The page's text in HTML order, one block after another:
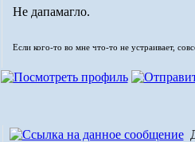
Не дапамагло.
Если кого-то во мне что-то не устраивает,